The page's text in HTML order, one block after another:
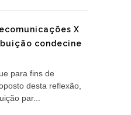
X
condecine
para fins de
desta reflexão,
par...